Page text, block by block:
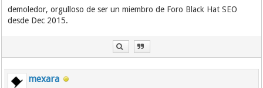
demoledor, orgulloso de ser un miembro de Foro Black Hat SEO
desde Dec 2015.
mexara